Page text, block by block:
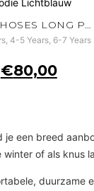
BOBO CHOSES LONG PUFF HOODIE LICHTBLAUW
4-5 Years, 6-7 Years
€80,00
je een breed
of als knus
duurzame